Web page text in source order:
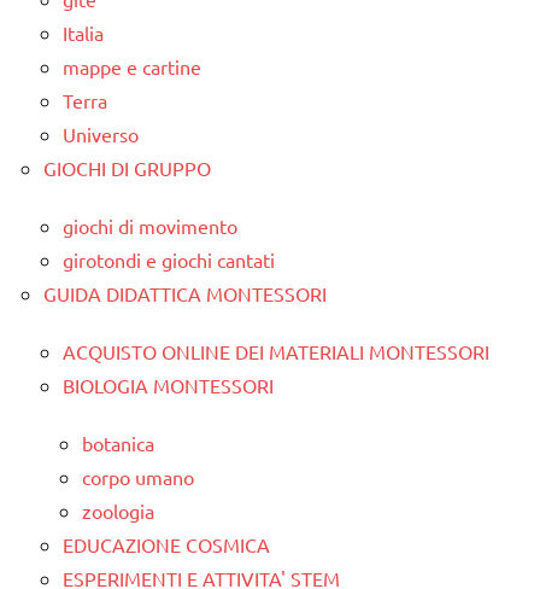
Italia
mappe e cartine
Terra
Universo
GIOCHI DI GRUPPO
giochi di movimento
girotondi e giochi cantati
GUIDA DIDATTICA MONTESSORI
ACQUISTO ONLINE DEI MATERIALI MONTESSORI
BIOLOGIA MONTESSORI
botanica
corpo umano
zoologia
EDUCAZIONE COSMICA
ESPERIMENTI E ATTIVITA' STEM